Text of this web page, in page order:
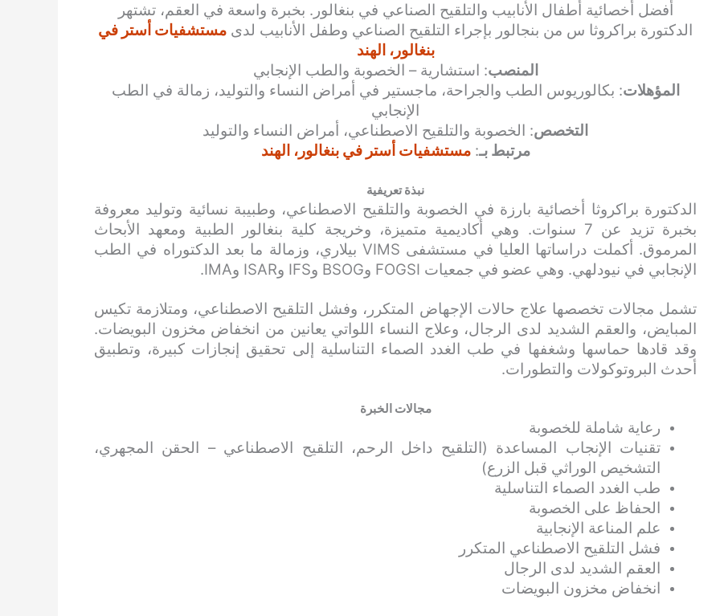
أفضل أخصائية أطفال الأنابيب والتلقيح الصناعي في بنغالور. بخبرة واسعة في العقم، تشتهر
الدكتورة براكروثا س من بنجالور بإجراء التلقيح الصناعي وطفل الأنابيب لدى مستشفيات أستر في
بنغالور، الهند
المنصب: استشارية – الخصوبة والطب الإنجابي
المؤهلات: بكالوريوس الطب والجراحة، ماجستير في أمراض النساء والتوليد، زمالة في الطب
الإنجابي
التخصص: الخصوبة والتلقيح الاصطناعي، أمراض النساء والتوليد
مرتبط بـ:مستشفيات أستر في بنغالور، الهند
نبذة تعريفية
الدكتورة براكروثا أخصائية بارزة في الخصوبة والتلقيح الاصطناعي، وطبيبة نسائية وتوليد معروفة
بخبرة تزيد عن 7 سنوات. وهي أكاديمية متميزة، وخريجة كلية بنغالور الطبية ومعهد الأبحاث
المرموق. أكملت دراساتها العليا في مستشفى VIMS بيلاري، وزمالة ما بعد الدكتوراه في الطب
الإنجابي في نيودلهي. وهي عضو في جمعيات FOGSI وBSOG وIFS وISAR وIMA.
تشمل مجالات تخصصها علاج حالات الإجهاض المتكرر، وفشل التلقيح الاصطناعي، ومتلازمة تكيس
المبايض، والعقم الشديد لدى الرجال، وعلاج النساء اللواتي يعانين من انخفاض مخزون البويضات.
وقد قادها حماسها وشغفها في طب الغدد الصماء التناسلية إلى تحقيق إنجازات كبيرة، وتطبيق
أحدث البروتوكولات والتطورات.
مجالات الخبرة
رعاية شاملة للخصوبة
تقنيات الإنجاب المساعدة (التلقيح داخل الرحم، التلقيح الاصطناعي – الحقن المجهري،
التشخيص الوراثي قبل الزرع)
طب الغدد الصماء التناسلية
الحفاظ على الخصوبة
علم المناعة الإنجابية
فشل التلقيح الاصطناعي المتكرر
العقم الشديد لدى الرجال
انخفاض مخزون البويضات